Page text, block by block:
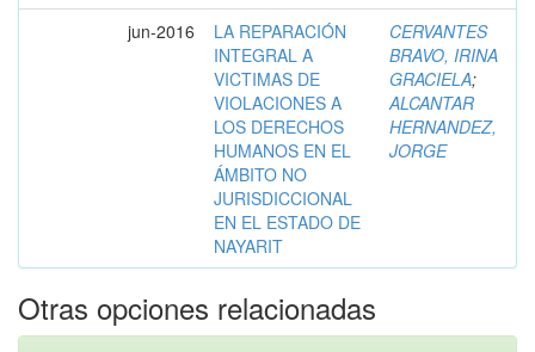
jun-2016
LA REPARACIÓN
INTEGRAL A
VICTIMAS DE
VIOLACIONES A
LOS DERECHOS
HUMANOS EN EL
ÁMBITO NO
JURISDICCIONAL
EN EL ESTADO DE
NAYARIT
CERVANTES
BRAVO, IRINA
GRACIELA;
ALCANTAR
HERNANDEZ,
JORGE
Otras opciones relacionadas